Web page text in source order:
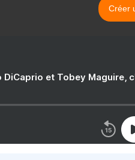
Créer
DiCaprio et Tobey Maguire,